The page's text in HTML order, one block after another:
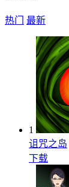
热门 最新
1
诅咒之岛
下载